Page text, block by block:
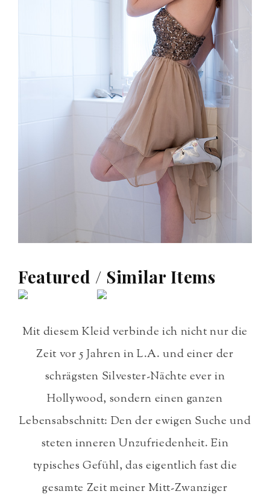
Featured / Similar Items
Mit diesem Kleid verbinde ich nicht nur die
Zeit vor 5 Jahren in L.A. und einer der
schrägsten Silvester-Nächte ever in
Hollywood, sondern einen ganzen
Lebensabschnitt: Den der ewigen Suche und
steten inneren Unzufriedenheit. Ein
typisches Gefühl, das eigentlich fast die
gesamte Zeit meiner Mitt-Zwanziger